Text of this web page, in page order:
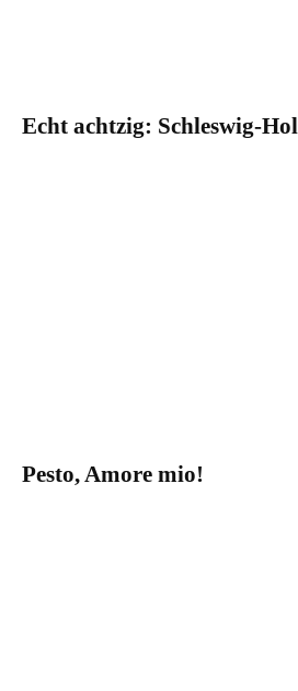
Echt achtzig: Schleswig-
Pesto, Amore mio!